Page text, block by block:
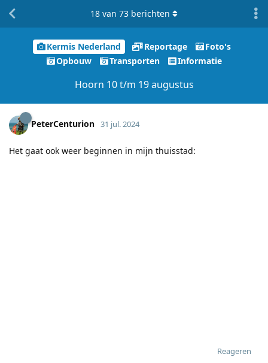
Kermis Nederland Reportage
Foto's
Opbouw
Transporten Informatie
Hoorn 10 t/m 19 augustus
18 van 73 berichten
PeterCenturion 31 jul. 2024
Het gaat ook weer beginnen in mijn thuisstad:
Reageren